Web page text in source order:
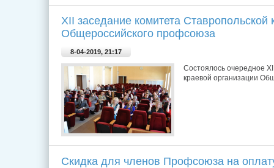
XII заседание комитета Ставропольской
Общероссийского профсоюза
8-04-2019, 21:17
Состоялось очередное
краевой организации
Cкидка для членов Профсоюза на